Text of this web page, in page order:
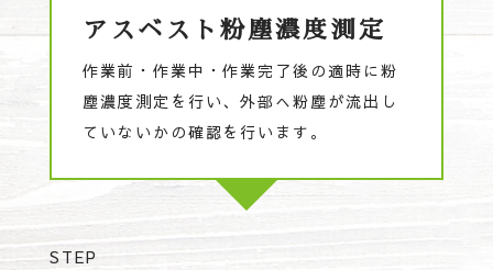
アスベスト粉塵濃度測定
作業前・作業中・作業完了後の適時に粉
塵濃度測定を行い、外部へ粉塵が流出し
ていないかの確認を行います。
STEP